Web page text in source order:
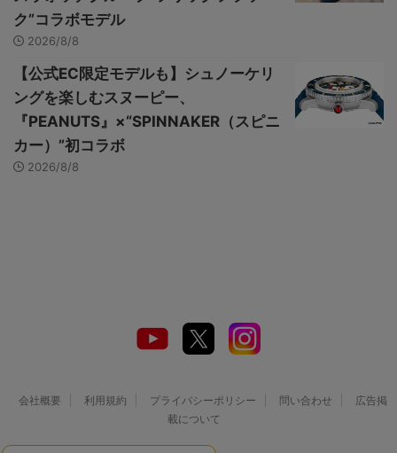
ク”コラボモデル
2026/8/8
【公式EC限定モデルも】シュノーケリ
ングを楽しむスヌーピー、
『PEANUTS』×“SPINNAKER（スピニ
カー）”初コラボ
2026/8/8
会社概要 利用規約 プライバシーポリシー 問い合わせ
広告掲
載について